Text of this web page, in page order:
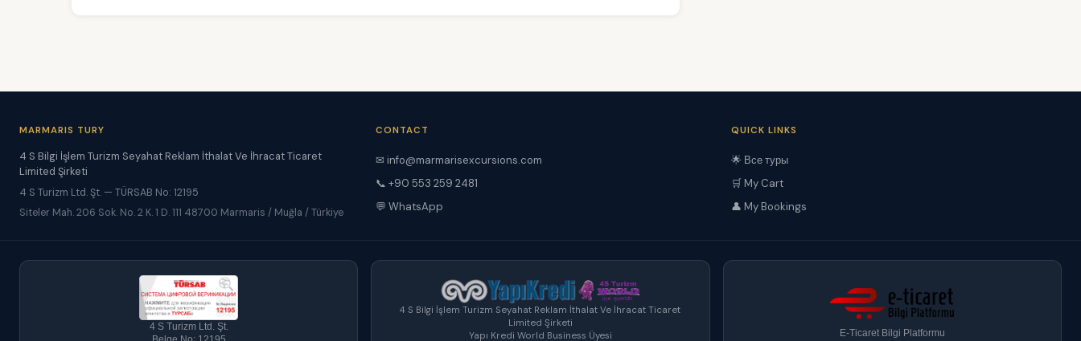
MARMARIS TURY
4 S Bilgi İşlem Turizm Seyahat Reklam İthalat Ve İhracat Ticaret
Limited Şirketi
4 S Turizm Ltd. Şt. — TÜRSAB No: 12195
Siteler Mah. 206 Sok. No. 2 K. 1 D. 111 48700 Marmaris / Muğla / Türkiye
CONTACT
✉ info@marmarisexcursions.com
📞 +90 553 259 2481
💬 WhatsApp
QUICK LINKS
🌟 Все туры
🛒 My Cart
👤 My Bookings
4 S Turizm Ltd. Şt.
Belge No: 12195
4 S Bilgi İşlem Turizm Seyahat Reklam İthalat Ve İhracat Ticaret
Limited Şirketi
Yapı Kredi World Business Üyesi
E-Ticaret Bilgi Platformu